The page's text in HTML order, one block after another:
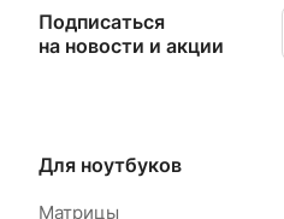
Подписаться
на новости и акции
Для ноутбуков
Матрицы